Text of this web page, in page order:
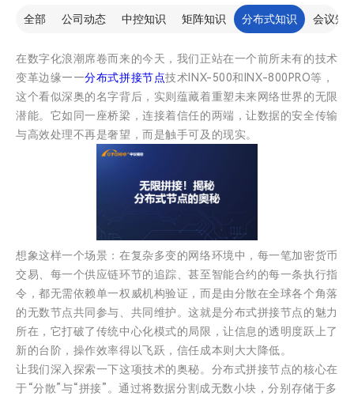
全部 公司动态 中控知识 矩阵知识 分布式知识 会议知
在数字化浪潮席卷而来的今天，我们正站在一个前所未有的技术
变革边缘——分布式拼接节点技术INX-500和INX-800PRO等，
这个看似深奥的名字背后，实则蕴藏着重塑未来网络世界的无限
潜能。它如同一座桥梁，连接着信任的两端，让数据的安全传输
与高效处理不再是奢望，而是触手可及的现实。
想象这样一个场景：在复杂多变的网络环境中，每一笔加密货币
交易、每一个供应链环节的追踪、甚至智能合约的每一条执行指
令，都无需依赖单一权威机构验证，而是由分散在全球各个角落
的无数节点共同参与、共同维护。这就是分布式拼接节点的魅力
所在，它打破了传统中心化模式的局限，让信息的透明度跃上了
新的台阶，操作效率得以飞跃，信任成本则大大降低。
让我们深入探索一下这项技术的奥秘。分布式拼接节点的核心在
于“分散”与“拼接”。通过将数据分割成无数小块，分别存储于多